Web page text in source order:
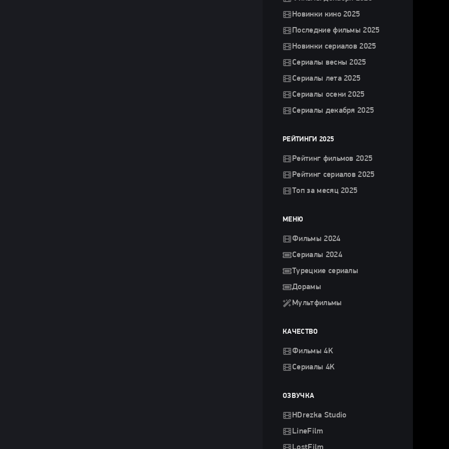
Новинки кино 2025
Последние фильмы 2025
Новинки сериалов 2025
Сериалы весны 2025
Сериалы лета 2025
Сериалы осени 2025
Сериалы декабря 2025
РЕЙТИНГИ 2025
Рейтинг фильмов 2025
Рейтинг сериалов 2025
Топ за месяц 2025
МЕНЮ
Фильмы 2024
Сериалы 2024
Турецкие сериалы
Дорамы
Мультфильмы
КАЧЕСТВО
Фильмы 4K
Сериалы 4K
ОЗВУЧКА
HDrezka Studio
LineFilm